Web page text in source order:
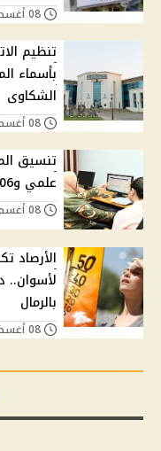
تنظيم
بأسماء
الشكاوى
علمي و64.06% أدبي والكليات المتوقعة
الأرصاد
لأسوان..
بالرمال